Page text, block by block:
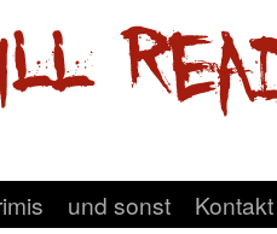
und sonst Kontakt